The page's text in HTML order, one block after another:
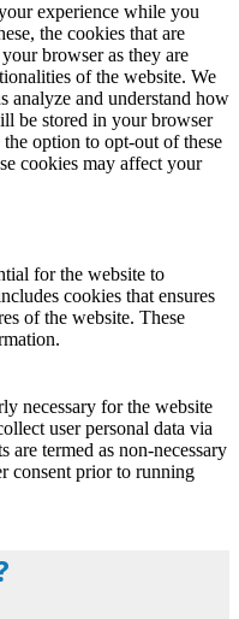
experience while you
the cookies that are
browser as they are
of the website. We
analyze and understand how
be stored in your browser
option to opt-out of these
cookies may affect your
for the website to
cookies that ensures
of the website. These
necessary for the website
user personal data via
are termed as non-necessary
consent prior to running